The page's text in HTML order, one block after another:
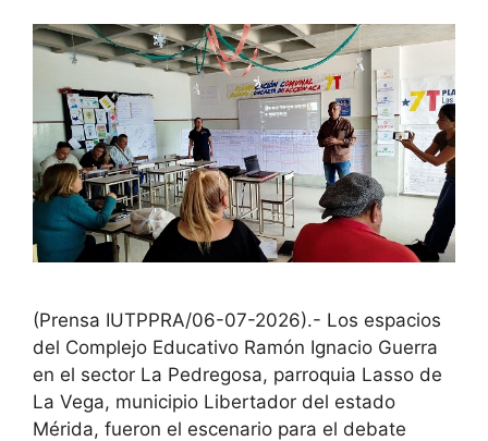
(Prensa IUTPPRA/06-07-2026).- Los espacios
del Complejo Educativo Ramón Ignacio Guerra
en el sector La Pedregosa, parroquia Lasso de
La Vega, municipio Libertador del estado
Mérida, fueron el escenario para el debate